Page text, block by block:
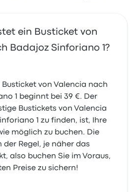
ein Busticket von
Badajoz Sinforiano 1?
Busticket von Valencia nach
1 beginnt bei 39 €. Der
Bustickets von Valencia
1 zu finden, ist, Ihre
möglich zu buchen. Die
der Regel, je näher das
also buchen Sie im Voraus,
Preise zu sichern!